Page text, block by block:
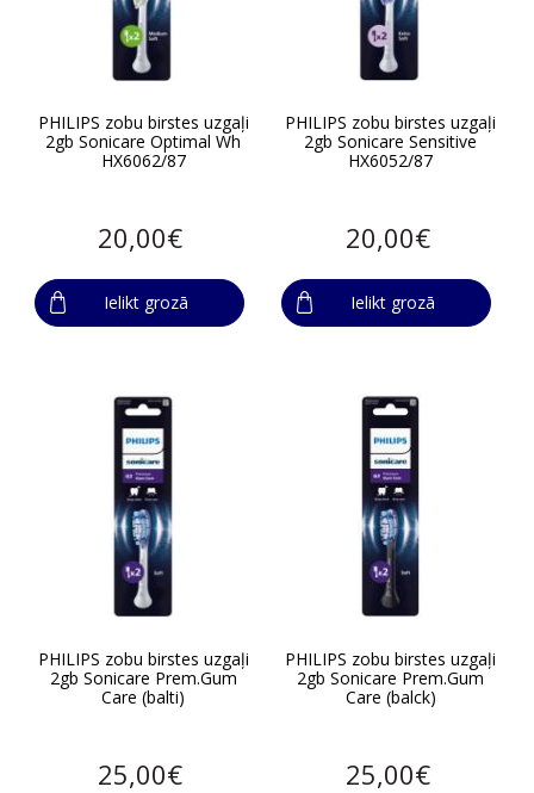
PHILIPS zobu birstes uzgaļi
2gb Sonicare Optimal Wh
HX6062/87
20,00€
Ielikt grozā
PHILIPS zobu birstes uzgaļi
2gb Sonicare Sensitive
HX6052/87
20,00€
Ielikt grozā
PHILIPS zobu birstes uzgaļi
2gb Sonicare Prem.Gum
Care (balti)
25,00€
PHILIPS zobu birstes uzgaļi
2gb Sonicare Prem.Gum
Care (balck)
25,00€